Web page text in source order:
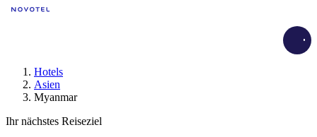
Hotels
Asien
Myanmar
Ihr nächstes Reiseziel